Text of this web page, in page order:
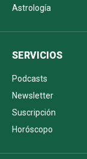
Astrología
SERVICIOS
Podcasts
Newsletter
Suscripción
Horóscopo